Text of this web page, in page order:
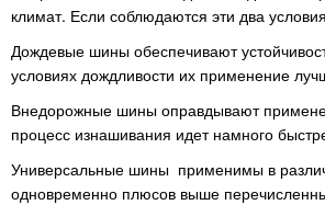
климат. Если соблюдаются эти два
Дождевые шины обеспечивают
условиях дождливости их применение
Внедорожные шины оправдывают
процесс изнашивания идет намного
Универсальные шины применимы в
одновременно плюсов выше